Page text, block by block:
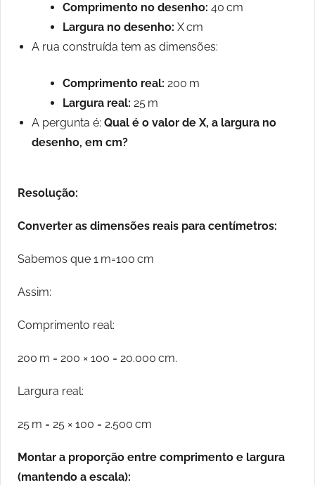
Comprimento no desenho: 40 cm
Largura no desenho: X cm
A rua construída tem as dimensões:
Comprimento real: 200 m
Largura real: 25 m
A pergunta é: Qual é o valor de X, a largura no
desenho, em cm?
Resolução:
Converter as dimensões reais para centímetros:
Sabemos que 1 m=100 cm
Assim:
Comprimento real:
200 m = 200 × 100 = 20.000 cm.
Largura real:
25 m = 25 × 100 = 2.500 cm
Montar a proporção entre comprimento e largura
(mantendo a escala):